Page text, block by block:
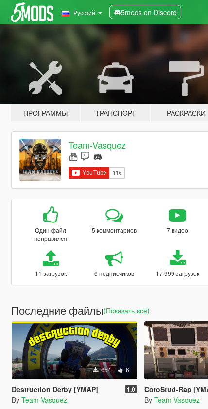
Русский 5mods on Discord
ПРОГРАММЫ ТРАНСПОРТ РАСКРАСКИ
Team-Vasquez
Один файл
понравился
5 комментариев 7 видео
11 загрузок 6 подписчиков 17 999 загрузок
Последние файлы(Показать всё)
654 6
Destruction Derby [YMAP] 1.0
By Team-Vasquez
CoroStud-Rap
By Team-Vasquez